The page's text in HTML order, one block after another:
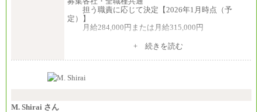
※4…25,000円、※5…23,000円）
・試用期間中も給与変更なし
◆正社員/基幹職
・試用期間中も給与変更なし
担う職責に応じて決定【2026年1月時点（予
定）】
月給284,000円または月給315,000円
※入社後早期から、自律的な業務遂行が求めら
す。
い職責を担う方については、さらに高い金額を個別
+ 続きを読む
M. Shirai さん